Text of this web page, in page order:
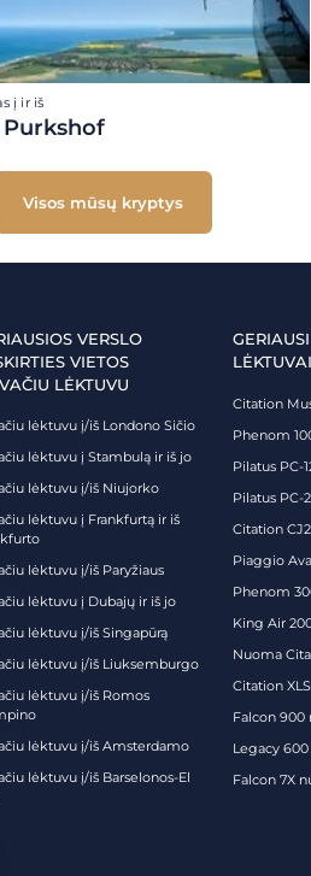
į ir iš
Purkshof
Visos mūsų kryptys
VERSLO
VIETOS
LĖKTUVU
lėktuvu į/iš Londono Sičio
lėktuvu į Stambulą ir iš jo
lėktuvu į/iš Niujorko
lėktuvu į Frankfurtą ir iš
lėktuvu į/iš Paryžiaus
lėktuvu į Dubajų ir iš jo
lėktuvu į/iš Singapūrą
lėktuvu į/iš Liuksemburgo
lėktuvu į/iš Romos
lėktuvu į/iš Amsterdamo
lėktuvu į/iš Barselonos-El
LĖKTUVAI
Citation
Phenom
Pilatus PC-
Pilatus PC-
Citation
Piaggio
Phenom
King Air
Nuoma
Citation
Falcon 900
Legacy
Falcon 7X